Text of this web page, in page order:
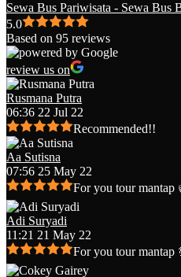
Sewa Bus Pariwisata - Sewa Bus
5.0
Based on 95 reviews
review us on
Rusmana Putra
06:36 22 Jul 22
Recommended!!
Aa Sutisna
07:56 25 May 22
For you tour
Adi Suryadi
11:21 21 May 22
For you tour mantap